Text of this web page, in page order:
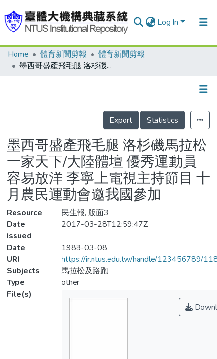
Log In
Communities & Collections
Statistics
Home 體育新聞剪報
體育新聞剪報
墨西哥盛產飛毛腿 洛杉磯馬拉松一家天下/大陸體壇 優秀運動員容易放洋 李寧上電視主持節目 十月農民運動會邀我國參加
Details
Export
Statistics
墨西哥盛產飛毛腿 洛杉磯馬拉松
一家天下/大陸體壇 優秀運動員
容易放洋 李寧上電視主持節目 十
月農民運動會邀我國參加
Resource
民生報, 版面3
Date
Issued
2017-03-28T12:59:47Z
Date
1988-03-08
URI
https://ir.ntus.edu.tw/handle/123456789/
Subjects
馬拉松及路跑
Type
other
File(s)